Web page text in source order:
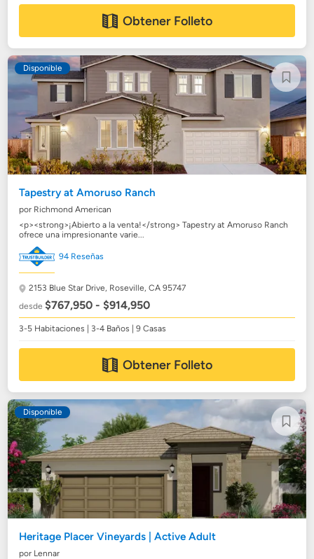
Obtener Folleto
Disponible
Tapestry at Amoruso Ranch
por Richmond American
<p><strong>¡Abierto a la venta!</strong> Tapestry at Amoruso Ranch
ofrece una impresionante varie...
94 Reseñas
2153 Blue Star Drive, Roseville, CA 95747
desde$767,950 - $914,950
3-5 Habitaciones | 3-4 Baños | 9 Casas
Obtener Folleto
Disponible
Heritage Placer Vineyards | Active Adult
por Lennar